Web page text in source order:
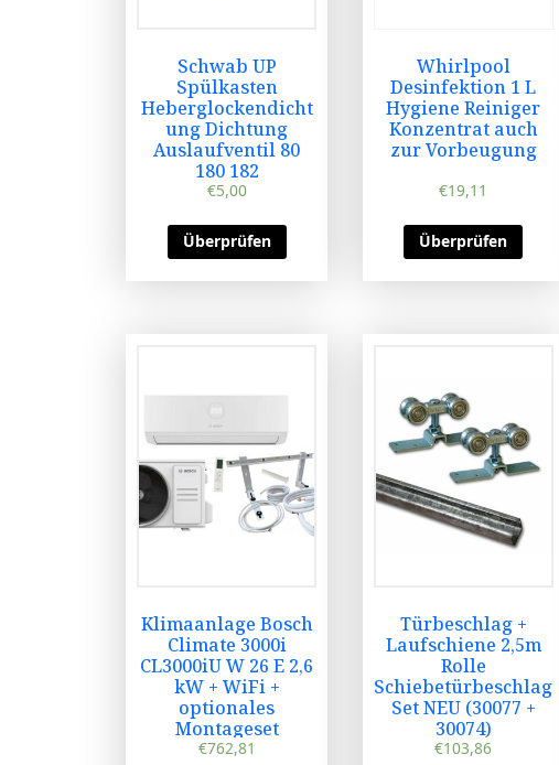
Schwab UP
Spülkasten
Heberglockendicht
ung Dichtung
Auslaufventil 80
180 182
€5,00
Überprüfen
Whirlpool
Desinfektion 1 L
Hygiene Reiniger
Konzentrat auch
zur Vorbeugung
€19,11
Überprüfen
Klimaanlage Bosch
Climate 3000i
CL3000iU W 26 E 2,6
kW + WiFi +
optionales
Montageset
€762,81
Türbeschlag +
Laufschiene 2,5m
Rolle
Schiebetürbeschlag
Set NEU (30077 +
30074)
€103,86